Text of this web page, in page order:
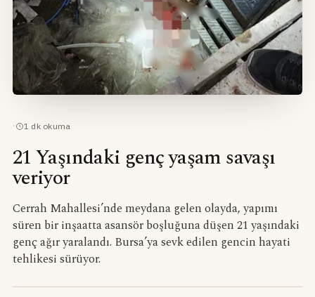
· 1 dk okuma
21 Yaşındaki genç yaşam savaşı
veriyor
Cerrah Mahallesi’nde meydana gelen olayda, yapımı
süren bir inşaatta asansör boşluğuna düşen 21 yaşındaki
genç ağır yaralandı. Bursa’ya sevk edilen gencin hayati
tehlikesi sürüyor.